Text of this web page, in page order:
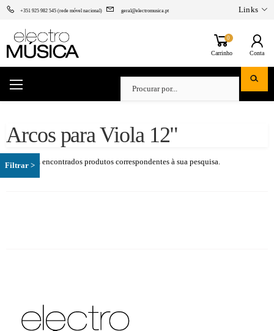
+351 925 982 545 (rede móvel nacional) geral@electromusica.pt Links
0
Carrinho Conta
Arcos para Viola 12"
Não foram encontrados produtos correspondentes à sua pesquisa.